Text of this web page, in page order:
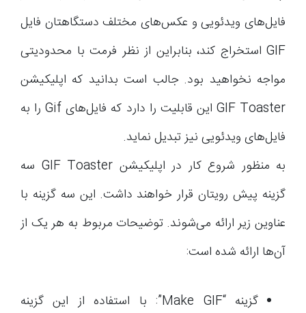
فایل‌های ویدئویی و عکس‌های مختلف دستگاهتان فایل
GIF استخراج کند، بنابراین از نظر فرمت با محدودیتی
مواجه نخواهید بود. جالب است بدانید که اپلیکیشن
GIF Toaster این قابلیت را دارد که فایل‌های Gif را به
فایل‌های ویدئویی نیز تبدیل نماید.
به منظور شروع کار در اپلیکیشن GIF Toaster سه
گزینه پیش رویتان قرار خواهند داشت. این سه گزینه با
عناوین زیر ارائه می‌شوند. توضیحات مربوط به هر یک از
آن‌ها ارائه شده است:
گزینه “Make GIF”: با استفاده از این گزینه